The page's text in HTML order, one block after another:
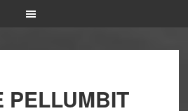
PELLUMBIT